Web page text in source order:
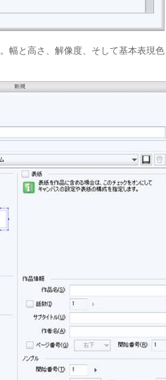
幅と高さ、解像度、そして基本表現